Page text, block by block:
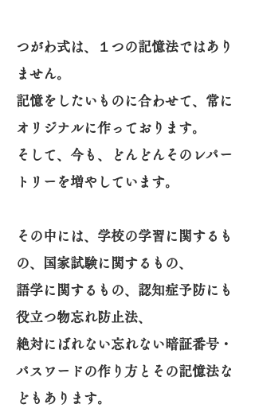
つがわ式は、１つの記憶法ではあり
ません。
記憶をしたいものに合わせて、常に
オリジナルに作っております。
そして、今も、どんどんそのレパー
トリーを増やしています。
その中には、学校の学習に関するも
の、国家試験に関するもの、
語学に関するもの、認知症予防にも
役立つ物忘れ防止法、
絶対にばれない忘れない暗証番号・
パスワードの作り方とその記憶法な
どもあります。